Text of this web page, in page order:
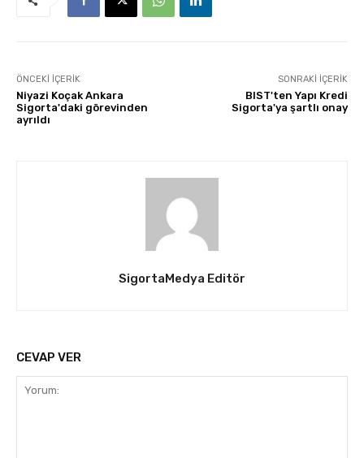
ÖNCEKI İÇERIK
Niyazi Koçak Ankara
Sigorta'daki görevinden
ayrıldı
SONRAKI İÇERIK
BIST'ten Yapı Kredi
Sigorta'ya şartlı onay
SigortaMedya Editör
CEVAP VER